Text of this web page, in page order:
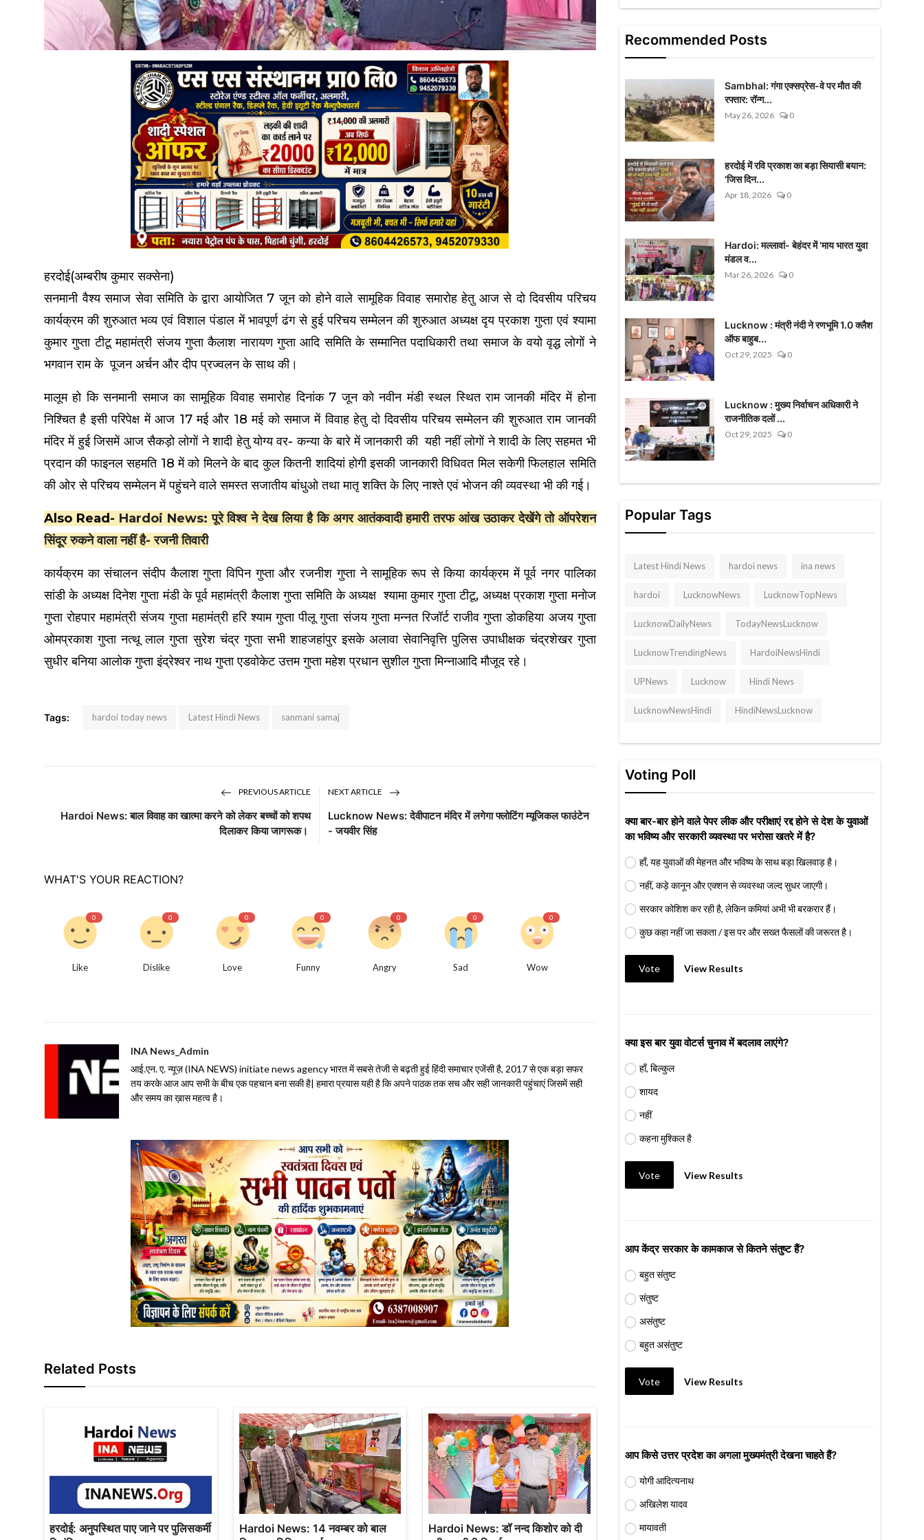
हरदोई(अम्बरीष कुमार सक्सेना)
सनमानी वैश्य समाज सेवा समिति के द्वारा आयोजित 7 जून को होने वाले सामूहिक विवाह समारोह हेतु आज से दो दिवसीय परिचय
कार्यक्रम की शुरुआत भव्य एवं विशाल पंडाल में भावपूर्ण ढंग से हुई परिचय सम्मेलन की शुरुआत अध्यक्ष दृय प्रकाश गुप्ता एवं श्यामा
कुमार गुप्ता टीटू महामंत्री संजय गुप्ता कैलाश नारायण गुप्ता आदि समिति के सम्मानित पदाधिकारी तथा समाज के वयो वृद्ध लोगों ने
भगवान राम के पूजन अर्चन और दीप प्रज्वलन के साथ की।
मालूम हो कि सनमानी समाज का सामूहिक विवाह समारोह दिनांक 7 जून को नवीन मंडी स्थल स्थित राम जानकी मंदिर में होना
निश्चित है इसी परिपेक्ष में आज 17 मई और 18 मई को समाज में विवाह हेतु दो दिवसीय परिचय सम्मेलन की शुरुआत राम जानकी
मंदिर में हुई जिसमें आज सैकड़ो लोगों ने शादी हेतु योग्य वर- कन्या के बारे में जानकारी की यही नहीं लोगों ने शादी के लिए सहमत भी
प्रदान की फाइनल सहमति 18 में को मिलने के बाद कुल कितनी शादियां होगी इसकी जानकारी विधिवत मिल सकेगी फिलहाल समिति
की ओर से परिचय सम्मेलन में पहुंचने वाले समस्त सजातीय बांधुओ तथा मातृ शक्ति के लिए नाश्ते एवं भोजन की व्यवस्था भी की गई।
Also Read- Hardoi News: पूरे विश्व ने देख लिया है कि अगर आतंकवादी हमारी तरफ आंख उठाकर देखेंगे तो ऑपरेशन
सिंदूर रुकने वाला नहीं है- रजनी तिवारी
कार्यक्रम का संचालन संदीप कैलाश गुप्ता विपिन गुप्ता और रजनीश गुप्ता ने सामूहिक रूप से किया कार्यक्रम में पूर्व नगर पालिका
सांडी के अध्यक्ष दिनेश गुप्ता मंडी के पूर्व महामंत्री कैलाश गुप्ता समिति के अध्यक्ष श्यामा कुमार गुप्ता टीटू, अध्यक्ष प्रकाश गुप्ता मनोज
गुप्ता रोहपार महामंत्री संजय गुप्ता महामंत्री हरि श्याम गुप्ता पीलू गुप्ता संजय गुप्ता मन्नत रिजॉर्ट राजीव गुप्ता डोकहिया अजय गुप्ता
ओमप्रकाश गुप्ता नत्थू लाल गुप्ता सुरेश चंद्र गुप्ता सभी शाहजहांपुर इसके अलावा सेवानिवृत्ति पुलिस उपाधीक्षक चंद्रशेखर गुप्ता
सुधीर बनिया आलोक गुप्ता इंद्रेश्वर नाथ गुप्ता एडवोकेट उत्तम गुप्ता महेश प्रधान सुशील गुप्ता मिन्नाआदि मौजूद रहे।
Tags: hardoi today news Latest Hindi News sanmani samaj
PREVIOUS ARTICLE
Hardoi News: बाल विवाह का खात्मा करने को लेकर बच्चों को शपथ
दिलाकर किया जागरूक।
NEXT ARTICLE
Lucknow News: देवीपाटन मंदिर में लगेगा फ्लोटिंग म्यूजिकल फाउंटेन
- जयवीर सिंह
WHAT'S YOUR REACTION?
0
Like
0
Dislike
0
Love
0
Funny
0
Angry
0
Sad
0
Wow
INA News_Admin
आई.एन. ए. न्यूज़ (INA NEWS) initiate news agency भारत में सबसे तेजी से बढ़ती हुई हिंदी समाचार एजेंसी है, 2017 से एक बड़ा सफर
तय करके आज आप सभी के बीच एक पहचान बना सकी है| हमारा प्रयास यही है कि अपने पाठक तक सच और सही जानकारी पहुंचाएं जिसमें सही
और समय का ख़ास महत्व है।
Related Posts
हरदोई: अनुपस्थित पाए जाने पर पुलिसकर्मी
Hardoi News: 14 नवम्बर को बाल
Hardoi News: डॉ नन्द किशोर को दी
Recommended Posts
Sambhal: गंगा एक्सप्रेस-वे पर मौत की
रफ्तार: रॉन्ग...
May 26, 2026 0
हरदोई में रवि प्रकाश का बड़ा सियासी बयान:
'जिस दिन...
Apr 18, 2026 0
Hardoi: मल्लावां- बेहंदर में 'माय भारत युवा
मंडल व...
Mar 26, 2026 0
Lucknow : मंत्री नंदी ने रणभूमि 1.0 क्लैश
ऑफ बाहुब...
Oct 29, 2025 0
Lucknow : मुख्य निर्वाचन अधिकारी ने
राजनीतिक दलों ...
Oct 29, 2025 0
Popular Tags
Latest Hindi News hardoi news ina news
hardoi LucknowNews LucknowTopNews
LucknowDailyNews TodayNewsLucknow
LucknowTrendingNews HardoiNewsHindi
UPNews Lucknow Hindi News
LucknowNewsHindi HindiNewsLucknow
Voting Poll
क्या बार-बार होने वाले पेपर लीक और परीक्षाएं रद्द होने से देश के युवाओं
का भविष्य और सरकारी व्यवस्था पर भरोसा खतरे में है?
हाँ, यह युवाओं की मेहनत और भविष्य के साथ बड़ा खिलवाड़ है।
नहीं, कड़े कानून और एक्शन से व्यवस्था जल्द सुधर जाएगी।
सरकार कोशिश कर रही है, लेकिन कमियां अभी भी बरकरार हैं।
कुछ कहा नहीं जा सकता / इस पर और सख्त फैसलों की जरूरत है।
Vote View Results
क्या इस बार युवा वोटर्स चुनाव में बदलाव लाएंगे?
हाँ, बिल्कुल
शायद
नहीं
कहना मुश्किल है
Vote View Results
आप केंद्र सरकार के कामकाज से कितने संतुष्ट हैं?
बहुत संतुष्ट
संतुष्ट
असंतुष्ट
बहुत असंतुष्ट
Vote View Results
आप किसे उत्तर प्रदेश का अगला मुख्यमंत्री देखना चाहते हैं?
योगी आदित्यनाथ
अखिलेश यादव
मायावती